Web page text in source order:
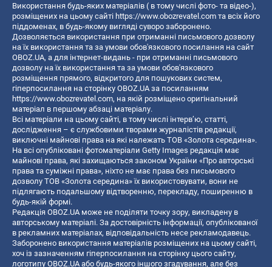
Використання будь-яких матеріалів ( в тому числі фото- та відео-),
розміщених на цьому сайті https://www.obozrevatel.com та всіх його
піддоменах, в будь-якому вигляді суворо заборонено.
Дозволяється використання при отриманні письмового дозволу
на їх використання та за умови обов'язкового посилання на сайт
OBOZ.UA, а для інтернет-видань - при отриманні письмового
дозволу на їх використання та за умови обов'язкового
розміщення прямого, відкритого для пошукових систем,
гіперпосилання на сторінку OBOZ.UA за посиланням
https://www.obozrevatel.com, на якій розміщено оригінальний
матеріал в першому абзаці матеріалу.
Всі матеріали на цьому сайті, в тому числі інтерв’ю, статті,
дослідження – є службовими творами журналістів редакції,
виключні майнові права на які належать ТОВ «Золота середина».
На всі опубліковані фотоматеріали Getty Images редакція має
майнові права, які захищаються законом України «Про авторські
права та суміжні права», ніхто не має права без письмового
дозволу ТОВ «Золота середина» їх використовувати, вони не
підлягають подальшому відтворенню, перекладу, поширенню в
будь-якій формі.
Редакція OBOZ.UA може не поділяти точку зору, викладену в
авторському матеріалі. За достовірність інформації, опублікованої
в рекламних матеріалах, відповідальність несе рекламодавець.
Заборонено використання матеріалів розміщених на цьому сайті,
хоч із зазначенням гіперпосилання на сторінку цього сайту,
логотипу OBOZ.UA або будь-якого іншого згадування, але без